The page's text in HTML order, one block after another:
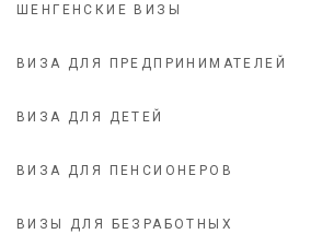
ШЕНГЕНСКИЕ ВИЗЫ
ВИЗА ДЛЯ ПРЕДПРИНИМАТЕЛЕЙ
ВИЗА ДЛЯ ДЕТЕЙ
ВИЗА ДЛЯ ПЕНСИОНЕРОВ
ВИЗЫ ДЛЯ БЕЗРАБОТНЫХ